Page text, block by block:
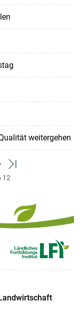
weitergehen
zum
12